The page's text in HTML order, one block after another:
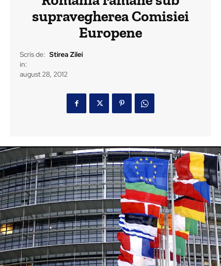
supravegherea Comisiei
Europene
Scris de: Stirea Zilei
in:
august 28, 2012